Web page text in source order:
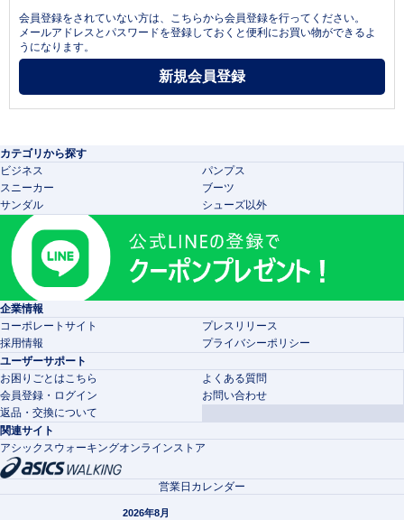
会員登録をされていない方は、こちらから会員登録を行ってください。
メールアドレスとパスワードを登録しておくと便利にお買い物ができるよ
うになります。
カテゴリから探す
ビジネス
パンプス
スニーカー
ブーツ
サンダル
シューズ以外
企業情報
コーポレートサイト
プレスリリース
採用情報
プライバシーポリシー
ユーザーサポート
お困りごとはこちら
よくある質問
会員登録・ログイン
お問い合わせ
返品・交換について
関連サイト
アシックスウォーキングオンラインストア
営業日カレンダー
2026年8月